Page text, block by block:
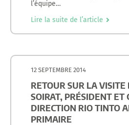
l’équipe…
Lire la suite de l’article
12 SEPTEMBRE 2014
RETOUR SUR LA VISITE
SOIRAT, PRÉSIDENT ET
DIRECTION RIO TINTO
PRIMAIRE